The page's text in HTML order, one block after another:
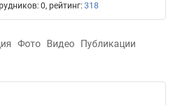
0, рейтинг:318
Фото Видео Публикации